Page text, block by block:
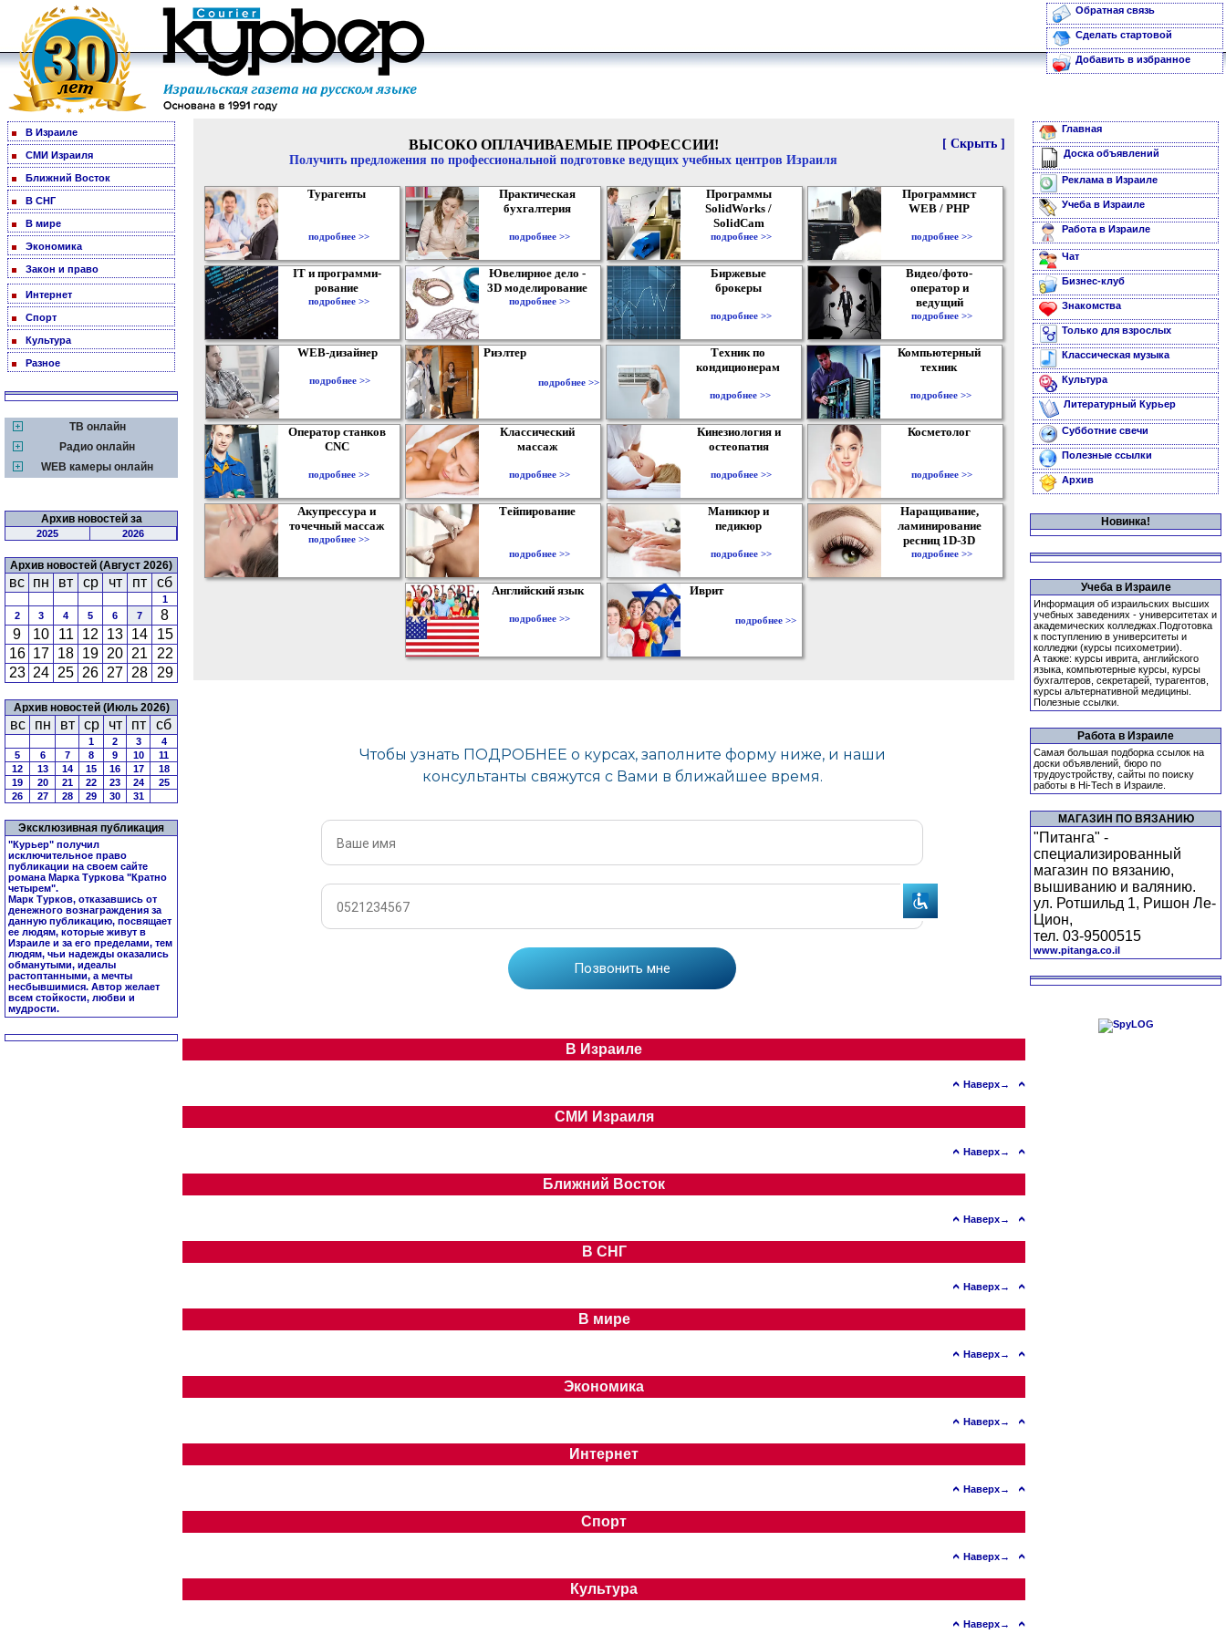
Обратная связь
Сделать стартовой
Добавить в избранное
В Израиле
СМИ Израиля
Ближний Восток
В СНГ
В мире
Экономика
Закон и право
Интернет
Спорт
Культура
Разное
ТВ онлайн
Радио онлайн
WEB камеры онлайн
Архив новостей за
2025 2026
Архив новостей (Август 2026)
вс пн вт ср чт пт сб
1
2
3 4 5 6 7
8
9
10 11 12 13 14
15
16 17 18 19 20 21
22
23 24 25 26 27 28 29
Архив новостей (Июль 2026)
вс пн вт ср чт пт сб
1 2 3
4
5
6 7 8 9 10
11
12
13 14 15 16 17
18
19
20 21 22 23 24
25
26
27 28 29 30 31
Эксклюзивная публикация
"Курьер" получил
исключительное право
публикации на своем сайте
романа Марка Туркова "Кратно
четырем".
Марк Турков, отказавшись от
денежного вознаграждения за
данную публикацию, посвящает
ее людям, которые живут в
Израиле и за его пределами, тем
людям, чьи надежды оказались
обманутыми, идеалы
растоптанными, а мечты
несбывшимися. Автор желает
всем стойкости, любви и
мудрости.
[ Скрыть ]
ВЫСОКО ОПЛАЧИВАЕМЫЕ ПРОФЕССИИ!
Получить предложения по профессиональной подготовке ведущих учебных центров Израиля
Турагенты
подробнее >>
Практическая
бухгалтерия
подробнее >>
Программы
SolidWorks /
SolidCam
подробнее >>
Программист
WEB / PHP
подробнее >>
IT и программи-
рование
подробнее >>
Ювелирное дело -
3D моделирование
подробнее >>
Биржевые
брокеры
подробнее >>
Видео/фото-
оператор и
ведущий
подробнее >>
WEB-дизайнер
подробнее >>
Риэлтер
подробнее >>
Техник по
кондиционерам
подробнее >>
Компьютерный
техник
подробнее >>
Оператор станков
CNC
подробнее >>
Классический
массаж
подробнее >>
Кинезиология и
остеопатия
подробнее >>
Косметолог
подробнее >>
Акупрессура и
точечный массаж
подробнее >>
Тейпирование
подробнее >>
Маникюр и
педикюр
подробнее >>
Наращивание,
ламинирование
ресниц 1D-3D
подробнее >>
Английский язык
подробнее >>
Иврит
подробнее >>
В Израиле
Наверх→
СМИ Израиля
Наверх→
Ближний Восток
Наверх→
В СНГ
Наверх→
В мире
Наверх→
Экономика
Наверх→
Интернет
Наверх→
Спорт
Наверх→
Культура
Наверх→
Главная
Доска объявлений
Реклама в Израиле
Учеба в Израиле
Работа в Израиле
Чат
Бизнес-клуб
Знакомства
Только для взрослых
Классическая музыка
Культура
Литературный Курьер
Субботние свечи
Полезные ссылки
Архив
Новинка!
Учеба в Израиле
Информация об израильских высших
учебных заведениях - университетах и
академических колледжах.Подготовка
к поступлению в университеты и
колледжи (курсы психометрии).
А также: курсы иврита, английского
языка, компьютерные курсы, курсы
бухгалтеров, секретарей, турагентов,
курсы альтернативной медицины.
Полезные ссылки.
Работа в Израиле
Самая большая подборка ссылок на
доски объявлений, бюро по
трудоустройству, сайты по поиску
работы в Hi-Tech в Израиле.
МАГАЗИН ПО ВЯЗАНИЮ
"Питанга" -
специализированный
магазин по вязанию,
вышиванию и валянию.
ул. Ротшильд 1, Ришон Ле-
Цион,
тел. 03-9500515
www.pitanga.co.il